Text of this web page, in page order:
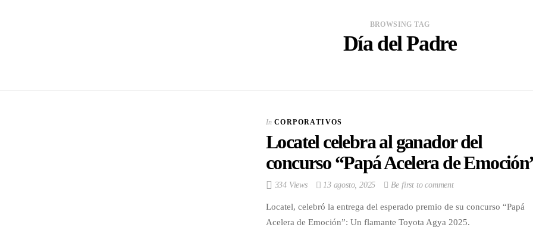
BROWSING TAG
Día del Padre
In CORPORATIVOS
Locatel celebra al ganador del
concurso “Papá Acelera de
334 Views 13 agosto, 2025 Be first to comment
Locatel, celebró la entrega del esperado premio de su concurso “Papá
Acelera de Emoción”: Un flamante Toyota Agya 2025.
In CORPORATIVOS
Portafolio de bebidas